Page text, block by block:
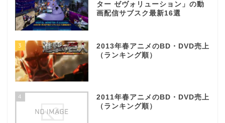
ター ゼヴォリューション」の動
画配信サブスク最新16選
3
2013年春アニメのBD・DVD売上
（ランキング順）
4
2011年春アニメのBD・DVD売上
（ランキング順）